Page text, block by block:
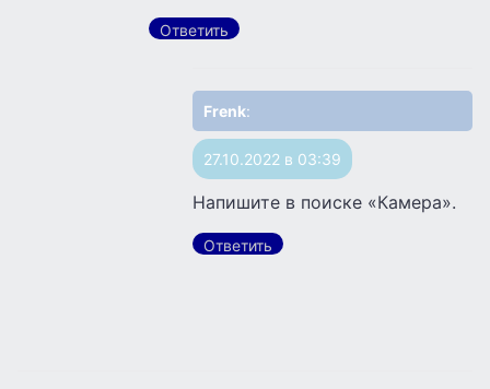
Ответить
Frenk:
27.10.2022 в 03:39
Напишите в поиске «Камера».
Ответить